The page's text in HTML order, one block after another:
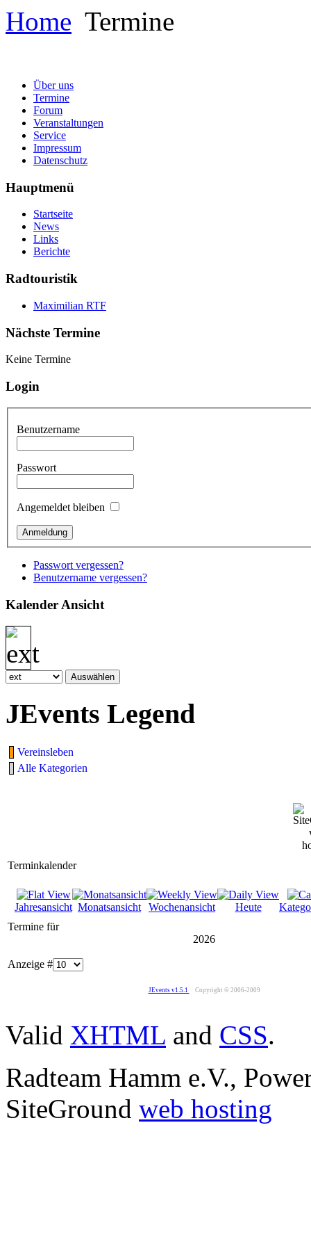
Home Termine
Über uns
Termine
Forum
Veranstaltungen
Service
Impressum
Datenschutz
Hauptmenü
Startseite
News
Links
Berichte
Radtouristik
Maximilian RTF
Nächste Termine
Keine Termine
Login
Benutzername
Passwort
Angemeldet bleiben
Passwort vergessen?
Benutzername vergessen?
Kalender Ansicht
JEvents Legend
Vereinsleben
Alle Kategorien
Terminkalender
Jahresansicht Monatsansicht Wochenansicht Heute
Termine für
2026
Anzeige #
JEvents v1.5.1 Copyright © 2006-2009
Valid XHTML and CSS.
Radteam Hamm e.V.,
SiteGround web hosting